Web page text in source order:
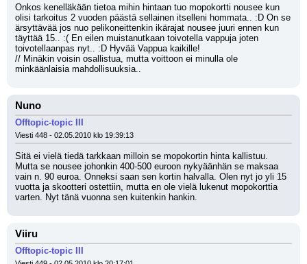
Onkos kenelläkään tietoa mihin hintaan tuo mopokortti nousee kun
olisi tarkoitus 2 vuoden päästä sellainen itselleni hommata.. :D On se
ärsyttävää jos nuo pelikoneittenkin ikärajat nousee juuri ennen kun
täyttää 15.. :( En eilen muistanutkaan toivotella vappuja joten
toivotellaanpas nyt.. :D Hyvää Vappua kaikille!
// Minäkin voisin osallistua, mutta voittoon ei minulla ole
minkäänlaisia mahdollisuuksia..
Nuno
Offtopic-topic III
Viesti 448 - 02.05.2010 klo 19:39:13
Sitä ei vielä tiedä tarkkaan milloin se mopokortin hinta kallistuu.
Mutta se nousee johonkin 400-500 euroon nykyäänhän se maksaa
vain n. 90 euroa. Onneksi saan sen kortin halvalla. Olen nyt jo yli 15
vuotta ja skootteri ostettiin, mutta en ole vielä lukenut mopokorttia
varten. Nyt tänä vuonna sen kuitenkin hankin.
Viiru
Offtopic-topic III